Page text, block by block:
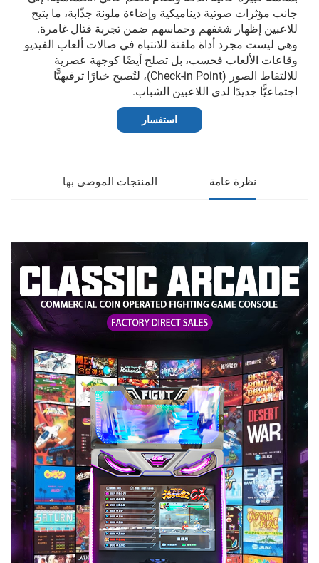
جانب مؤثرات صوتية ديناميكية وإضاءة ملونة جذّابة، ما يتيح
للاعبين إظهار شغفهم وحماسهم ضمن تجربة قتال غامرة.
وهي ليست مجرد أداة ملفتة للانتباه في صالات ألعاب الفيديو
وقاعات الألعاب فحسب، بل تصلح أيضًا كوجهة عصرية
للالتقاط الصور (Check-in Point)، لتُصبح خيارًا ترفيهيًّا
اجتماعيًّا جديدًا لدى اللاعبين الشباب.
استفسار
نظرة عامة المنتجات الموصى بها